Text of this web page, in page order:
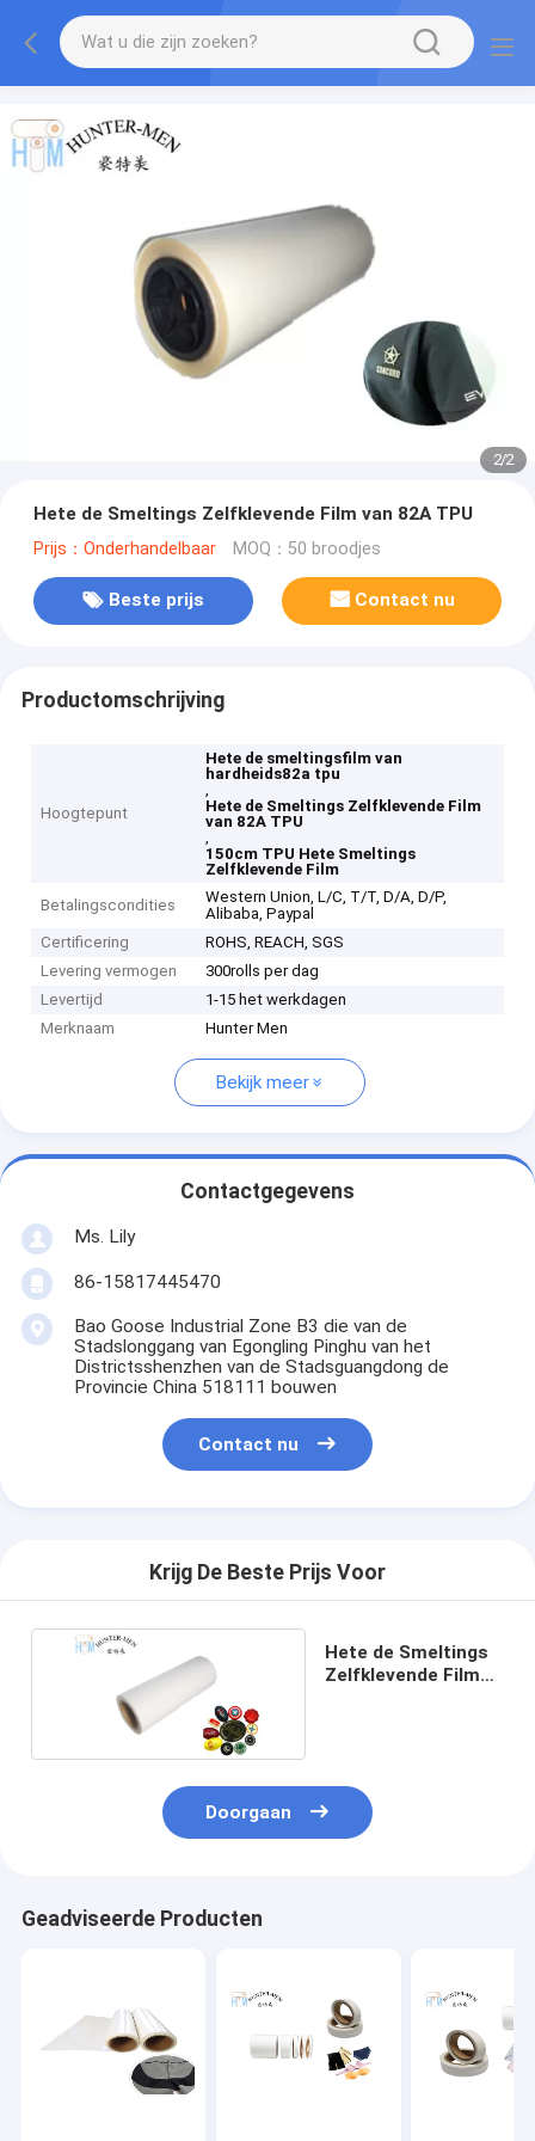
2/2
Hete de Smeltings Zelfklevende Film van 82A TPU
Prijs：Onderhandelbaar MOQ：50 broodjes
Beste prijs Contact nu
Productomschrijving
Hoogtepunt
Hete de smeltingsfilm van
hardheids82a tpu
,
Hete de Smeltings Zelfklevende Film
van 82A TPU
,
150cm TPU Hete Smeltings
Zelfklevende Film
Betalingscondities
Western Union, L/C, T/T, D/A, D/P,
Alibaba, Paypal
Certificering
ROHS, REACH, SGS
Levering vermogen
300rolls per dag
Levertijd
1-15 het werkdagen
Merknaam
Hunter Men
Bekijk meer
Contactgegevens
Ms. Lily
86-15817445470
Bao Goose Industrial Zone B3 die van de
Stadslonggang van Egongling Pinghu van het
Districtsshenzhen van de Stadsguangdong de
Provincie China 518111 bouwen
Contact nu
Krijg De Beste Prijs Voor
Hete de Smeltings
Zelfklevende Film
Doorgaan
Geadviseerde Producten